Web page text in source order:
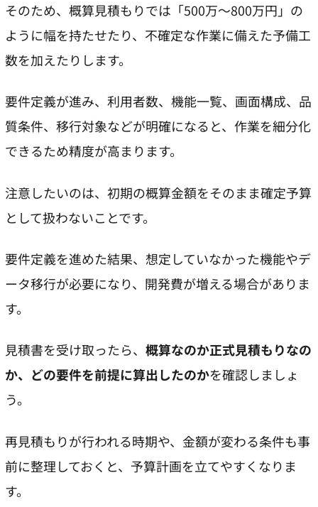
そのため、概算見積もりでは「500万～800万円」の
ように幅を持たせたり、不確定な作業に備えた予備工
数を加えたりします。
要件定義が進み、利用者数、機能一覧、画面構成、品
質条件、移行対象などが明確になると、作業を細分化
できるため精度が高まります。
注意したいのは、初期の概算金額をそのまま確定予算
として扱わないことです。
要件定義を進めた結果、想定していなかった機能やデ
ータ移行が必要になり、開発費が増える場合がありま
す。
見積書を受け取ったら、 概算なのか正式見積もりなの
か、どの要件を前提に算出したのかを確認しましょ
う。
再見積もりが行われる時期や、金額が変わる条件も事
前に整理しておくと、予算計画を立てやすくなりま
す。